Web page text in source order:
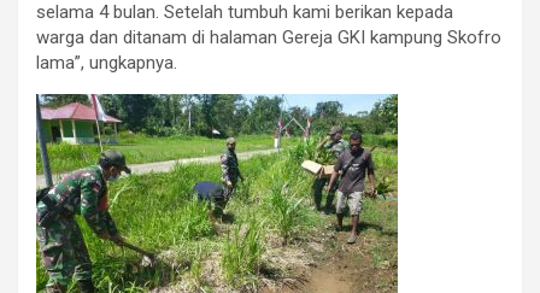
selama 4 bulan. Setelah tumbuh kami berikan kepada
warga dan ditanam di halaman Gereja GKI kampung Skofro
lama”, ungkapnya.